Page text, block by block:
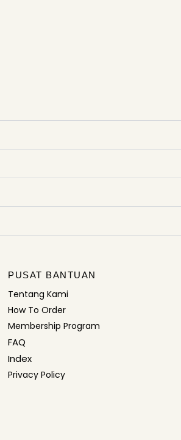
PUSAT BANTUAN
Tentang Kami
How To Order
Membership Program
FAQ
Index
Privacy Policy